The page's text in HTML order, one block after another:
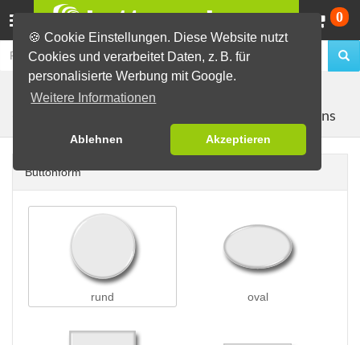
🍪 Cookie Einstellungen. Diese Website nutzt
Cookies und verarbeitet Daten, z. B. für
personalisierte Werbung mit Google.
Weitere Informationen
Ablehnen Akzeptieren
0
Buttons erstellen Buttons auf Karten
mit 3 Buttons
Buttonform
rund oval